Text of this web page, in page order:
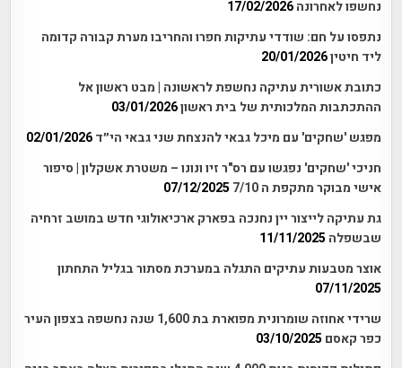
נחשפו לאחרונה 17/02/2026
נתפסו על חם: שודדי עתיקות חפרו והחריבו מערת קבורה קדומה
ליד חיטין20/01/2026
כתובת אשורית עתיקה נחשפת לראשונה | מבט ראשון אל
ההתכתבות המלכותית של בית ראשון03/01/2026
מפגש 'שחקים' עם מיכל גבאי להנצחת שני גבאי הי״ד 02/01/2026
חניכי 'שחקים' נפגשו עם רס"ר זיו ונונו – משטרת אשקלון | סיפור
אישי מבוקר מתקפת ה 7/10
07/12/2025
גת עתיקה לייצור יין נחנכה בפארק ארכיאולוגי חדש במושב זרחיה
שבשפלה 11/11/2025
אוצר מטבעות עתיקים התגלה במערכת מסתור בגליל התחתון
07/11/2025
שרידי אחוזה שומרונית מפוארת בת 1,600 שנה נחשפה בצפון העיר
כפר קאסם 03/10/2025